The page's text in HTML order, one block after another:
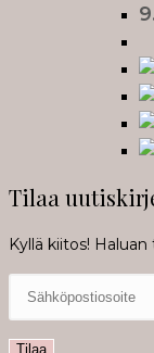
Tilaa
Kyllä kiitos!